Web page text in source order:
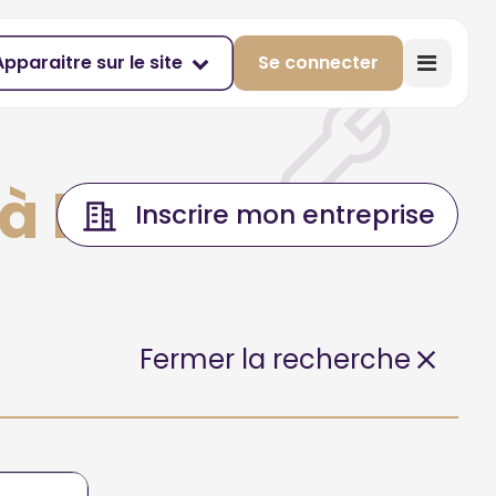
sur le site Se connecter
Inscrire mon entreprise
Fermer la recherche